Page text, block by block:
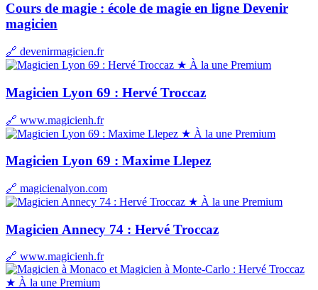
Cours de magie : école de magie en ligne Devenir
magicien
🔗 devenirmagicien.fr
★ À la une Premium
Magicien Lyon 69 : Hervé Troccaz
🔗 www.magicienh.fr
★ À la une Premium
Magicien Lyon 69 : Maxime Llepez
🔗 magicienalyon.com
★ À la une Premium
Magicien Annecy 74 : Hervé Troccaz
🔗 www.magicienh.fr
★ À la une Premium